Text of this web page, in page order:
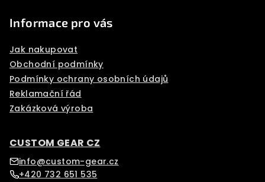
Informace pro vás
Jak nakupovat
Obchodní podmínky
Podmínky ochrany osobních údajů
Reklamační řád
Zakázková výroba
CUSTOM GEAR CZ
info@custom-gear.cz
+420 732 651 535